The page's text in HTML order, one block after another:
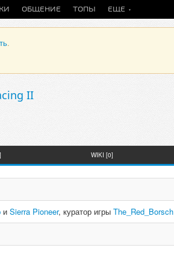
ОБЩЕНИЕ ТОПЫ ЕЩЕ
.
II
WIKI [0]
и Sierra Pioneer, куратор игры The_Red_Borsch